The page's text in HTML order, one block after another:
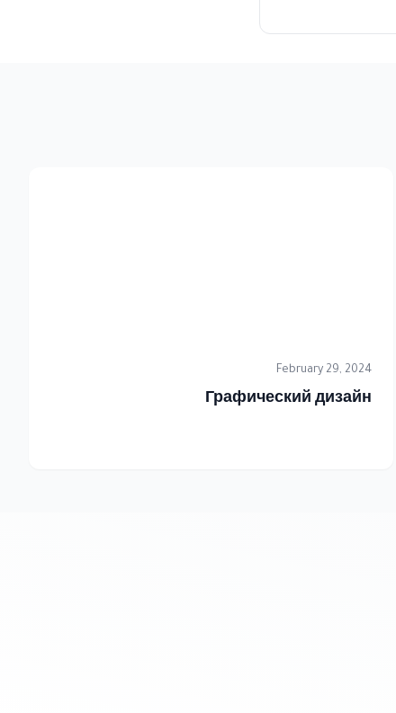
February 29, 2024
Графический дизайн